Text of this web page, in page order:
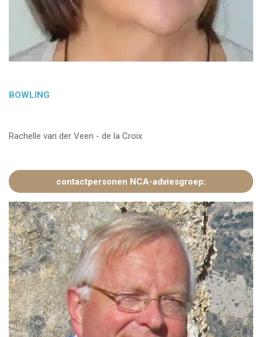
BOWLING
Rachelle van der Veen - de la Croix
contactpersonen NCA-adviesgroep: